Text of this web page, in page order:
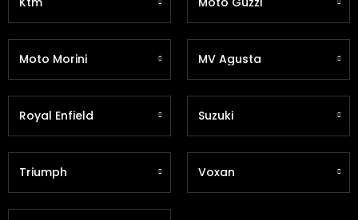
Moto Morini MV Agusta
Royal Enfield Suzuki
Triumph Voxan